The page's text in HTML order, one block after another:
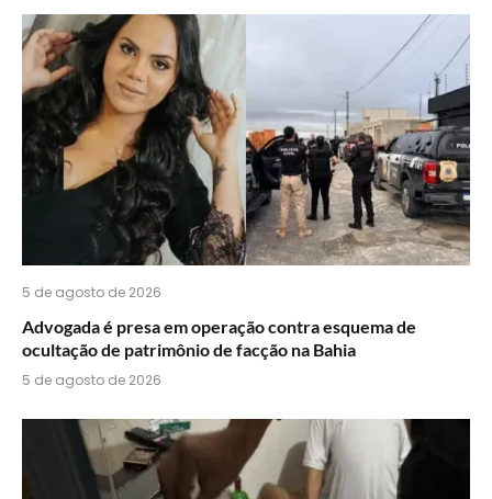
5 de agosto de 2026
Advogada é presa em operação contra esquema de
ocultação de patrimônio de facção na Bahia
5 de agosto de 2026